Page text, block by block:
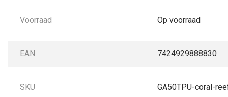
Voorraad Op voorraad
EAN 7424929888830
SKU GA50TPU-coral-